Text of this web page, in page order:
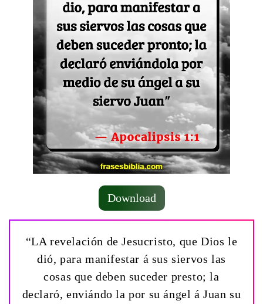
Download
“LA revelación de Jesucristo, que Dios le
dió, para manifestar á sus siervos las
cosas que deben suceder presto; la
declaró, enviándo la por su ángel á Juan su